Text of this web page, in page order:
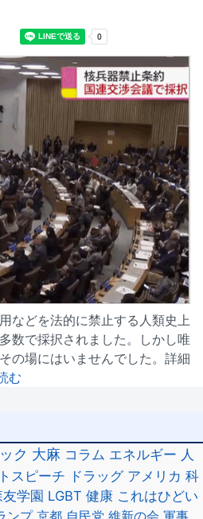
などを法的に禁止する人類史上
数で採択されました。しかし唯
の場にはいませんでした。詳細
む
ク 大麻 コラム エネルギー 人
スピーチ ドラッグ アメリカ 科
友学園 LGBT 健康 これはひどい